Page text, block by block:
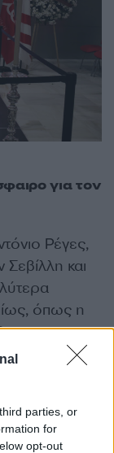
parties, or
for
opt-out
για τον
Ρέγες,
και
όπως η
σε
του